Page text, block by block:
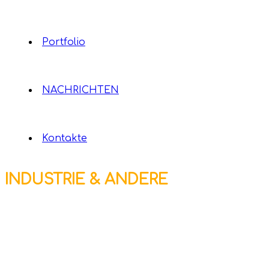
Portfolio
NACHRICHTEN
Kontakte
INDUSTRIE & ANDERE